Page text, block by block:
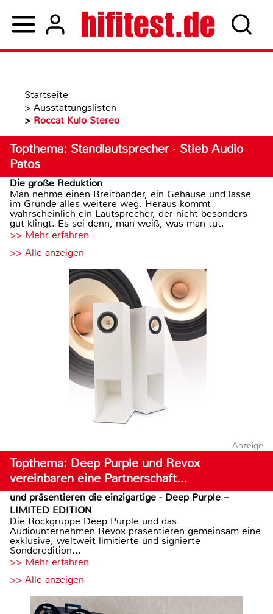
Startseite
> Ausstattungslisten
> Roccat Kulo Stereo
Topthema: Standlautsprecher · Stieb Audio
Patos
Die große Reduktion
Man nehme einen Breitbänder, ein Gehäuse und lasse
im Grunde alles weitere weg. Heraus kommt
wahrscheinlich ein Lautsprecher, der nicht besonders
gut klingt. Es sei denn, man weiß, was man tut.
>> Mehr erfahren
>> Alle anzeigen
Anzeige
Topthema: Deep Purple und Revox
vereinbaren eine Partnerschaft…
und präsentieren die einzigartige - Deep Purple –
LIMITED EDITION
Die Rockgruppe Deep Purple und das
Audiounternehmen Revox präsentieren gemeinsam eine
exklusive, weltweit limitierte und signierte
Sonderedition...
>> Mehr erfahren
>> Alle anzeigen